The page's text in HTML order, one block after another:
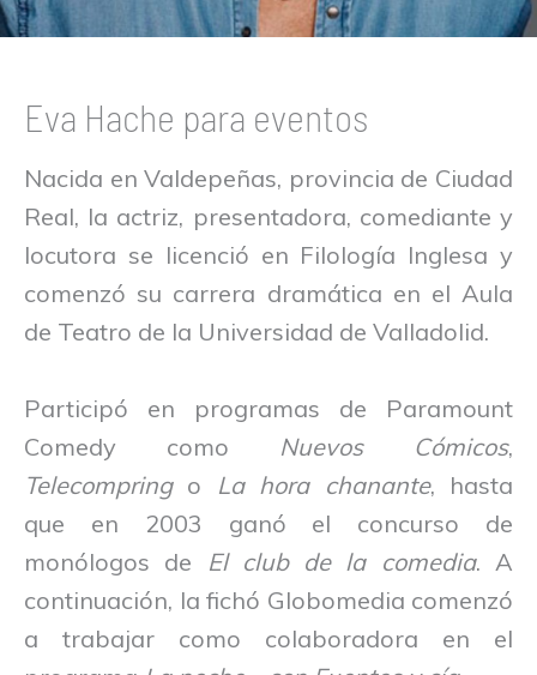
Eva Hache para eventos
Nacida en Valdepeñas, provincia de Ciudad
Real, la actriz, presentadora, comediante y
locutora se licenció en Filología Inglesa y
comenzó su carrera dramática en el Aula
de Teatro de la Universidad de Valladolid.
Participó en programas de Paramount
Comedy como Nuevos Cómicos,
Telecompringo La hora chanante, hasta
que en 2003 ganó el concurso de
monólogos de El club de la comedia. A
continuación, la fichó Globomedia comenzó
a trabajar como colaboradora en el